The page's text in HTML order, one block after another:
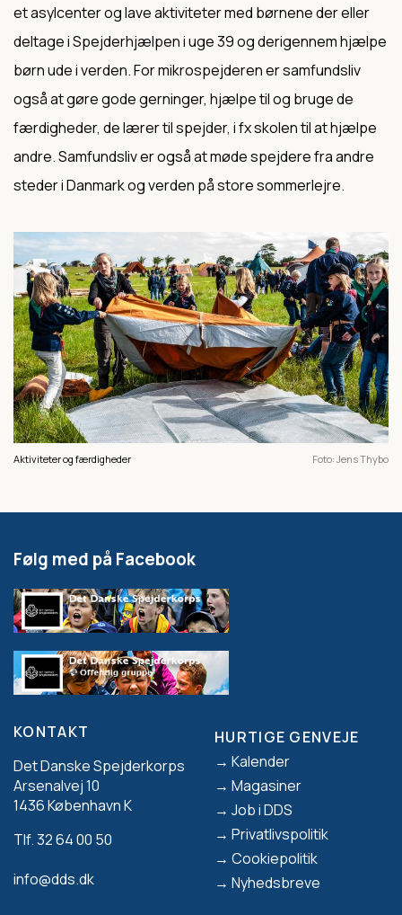
et asylcenter og lave aktiviteter med børnene der eller
deltage i Spejderhjælpen i uge 39 og derigennem hjælpe
børn ude i verden. For mikrospejderen er samfundsliv
også at gøre gode gerninger, hjælpe til og bruge de
færdigheder, de lærer til spejder, i fx skolen til at hjælpe
andre. Samfundsliv er også at møde spejdere fra andre
steder i Danmark og verden på store sommerlejre.
Foto Jens Thybo
Aktiviteter og færdigheder
Følg med på Facebook
KONTAKT
Det Danske Spejderkorps
Arsenalvej 10
1436 København K
Tlf. 32 64 00 50
info@dds.dk
Footer
HURTIGE GENVEJE
Kalender
Magasiner
Job i DDS
Privatlivspolitik
Cookiepolitik
Nyhedsbreve